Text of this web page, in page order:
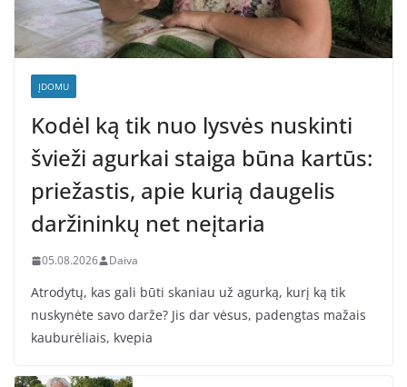
ĮDOMU
Kodėl ką tik nuo lysvės nuskinti
švieži agurkai staiga būna kartūs:
priežastis, apie kurią daugelis
daržininkų net neįtaria
05.08.2026 Daiva
Atrodytų, kas gali būti skaniau už agurką, kurį ką tik
nuskynėte savo darže? Jis dar vėsus, padengtas mažais
kauburėliais, kvepia